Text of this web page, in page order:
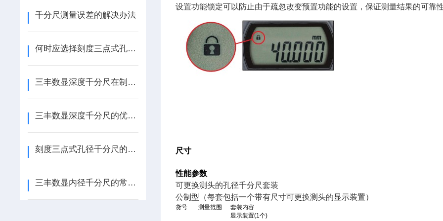
千分尺测量误差的解决办法
何时应选择刻度三点式孔径千分尺？
三丰数显深度千分尺在制造行业中的应用前景
三丰数显深度千分尺的优点与应用：精准测量从此变得简单
刻度三点式孔径千分尺的测量误差分析与修正
三丰数显内径千分尺的常见问题与解决方案
设置功能锁定可以防止由于疏忽改变预置功能的设置，保证测量结果的可靠
尺寸
性能参数
可更换测头的孔径千分尺套装
公制型（每套包括一个带有尺寸可更换测头的显示装置）
货号 测量范围
套装内容
显示装置(1个)